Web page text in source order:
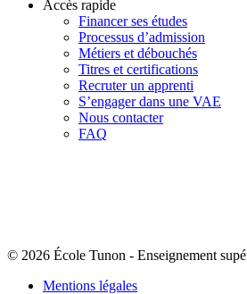
Accès rapide
Financer ses études
Processus d’admission
Métiers et débouchés
Titres et certifications
Recruter un apprenti
S’engager dans une VAE
Nous contacter
FAQ
© 2026 École Tunon - Enseignement
Mentions légales